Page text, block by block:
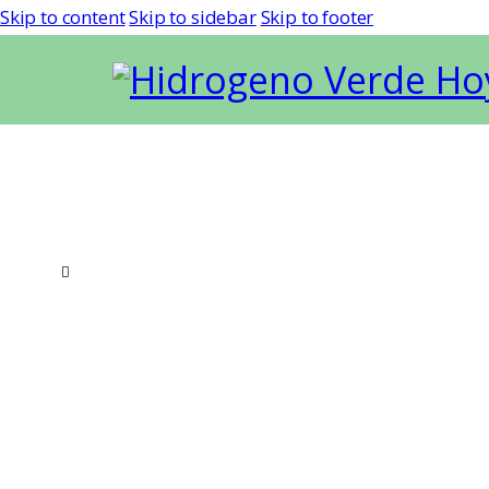
Skip to contentSkip to sidebarSkip to footer